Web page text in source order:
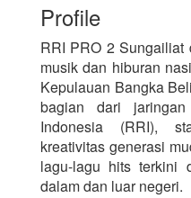
Profile
RRI PRO 2
musik dan hiburan
Kepulauan Bangka
bagian dari
Indonesia (RRI),
kreativitas generasi
lagu-lagu hits terkini
dalam dan luar negeri.